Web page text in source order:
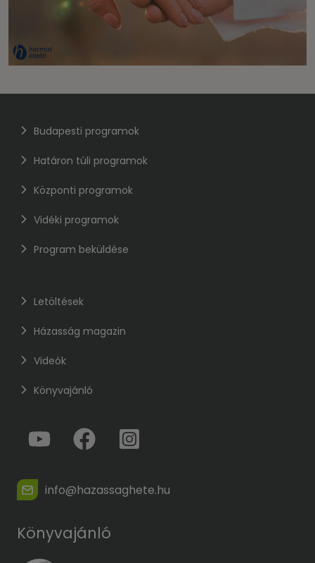
Budapesti programok
Határon túli programok
Központi programok
Vidéki programok
Program beküldése
Letöltések
Házasság magazin
Videók
Könyvajánló
info@hazassaghete.hu
Könyvajánló